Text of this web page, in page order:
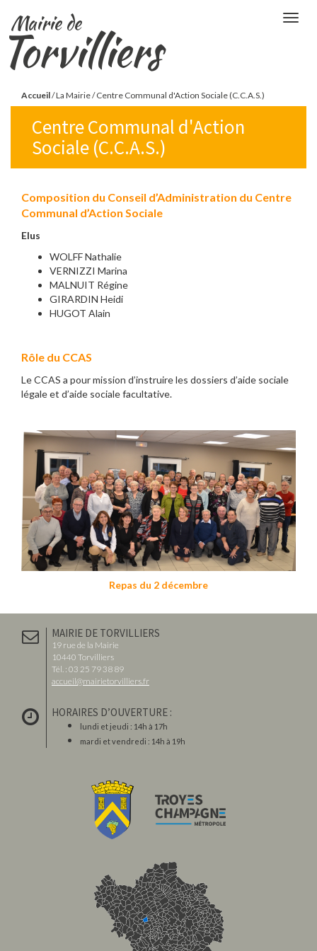
contenu
principal
Mairie de
Torvilliers
Vous
êtes
Accueil/La Mairie/ Centre Communal d'Action Sociale (C.C.A.S.)
Centre Communal d'Action
Sociale (C.C.A.S.)
Composition du Conseil d’Administration du Centre
Communal d’Action Sociale
Elus
WOLFF Nathalie
VERNIZZI Marina
MALNUIT Régine
GIRARDIN Heidi
HUGOT Alain
Rôle du CCAS
Le CCAS a pour mission d’instruire les dossiers d’aide sociale
légale et d’aide sociale facultative.
Repas du 2 décembre
MAIRIE DE TORVILLIERS
19 rue de la Mairie
10440 Torvilliers
Tél. : 03 25 79 38 89
accueil@mairietorvilliers.fr
HORAIRES D’OUVERTURE :
lundi et jeudi : 14h à 17h
mardi et vendredi : 14h à 19h